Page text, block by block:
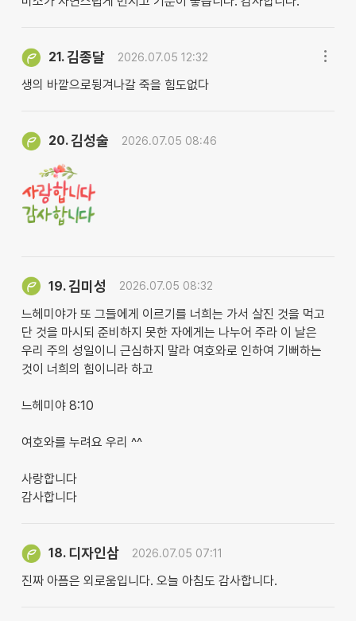
21.김종달 2026.07.05 12:32
생의 바깥으로뒹겨나갈 죽을 힘도없다
20.김성술 2026.07.05 08:46
19.김미성 2026.07.05 08:32
느헤미야가 또 그들에게 이르기를 너희는 가서 살진 것을 먹고
단 것을 마시되 준비하지 못한 자에게는 나누어 주라 이 날은
우리 주의 성일이니 근심하지 말라 여호와로 인하여 기뻐하는
것이 너희의 힘이니라 하고
느헤미야 8:10
여호와를 누려요 우리 ^^
사랑합니다
감사합니다
18. 디자인삼 2026.07.05 07:11
진짜 아픔은 외로움입니다. 오늘 아침도 감사합니다.